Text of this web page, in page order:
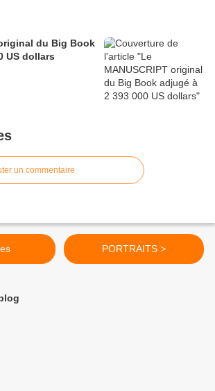
du Big Book
US dollars
un commentaire
PORTRAITS >